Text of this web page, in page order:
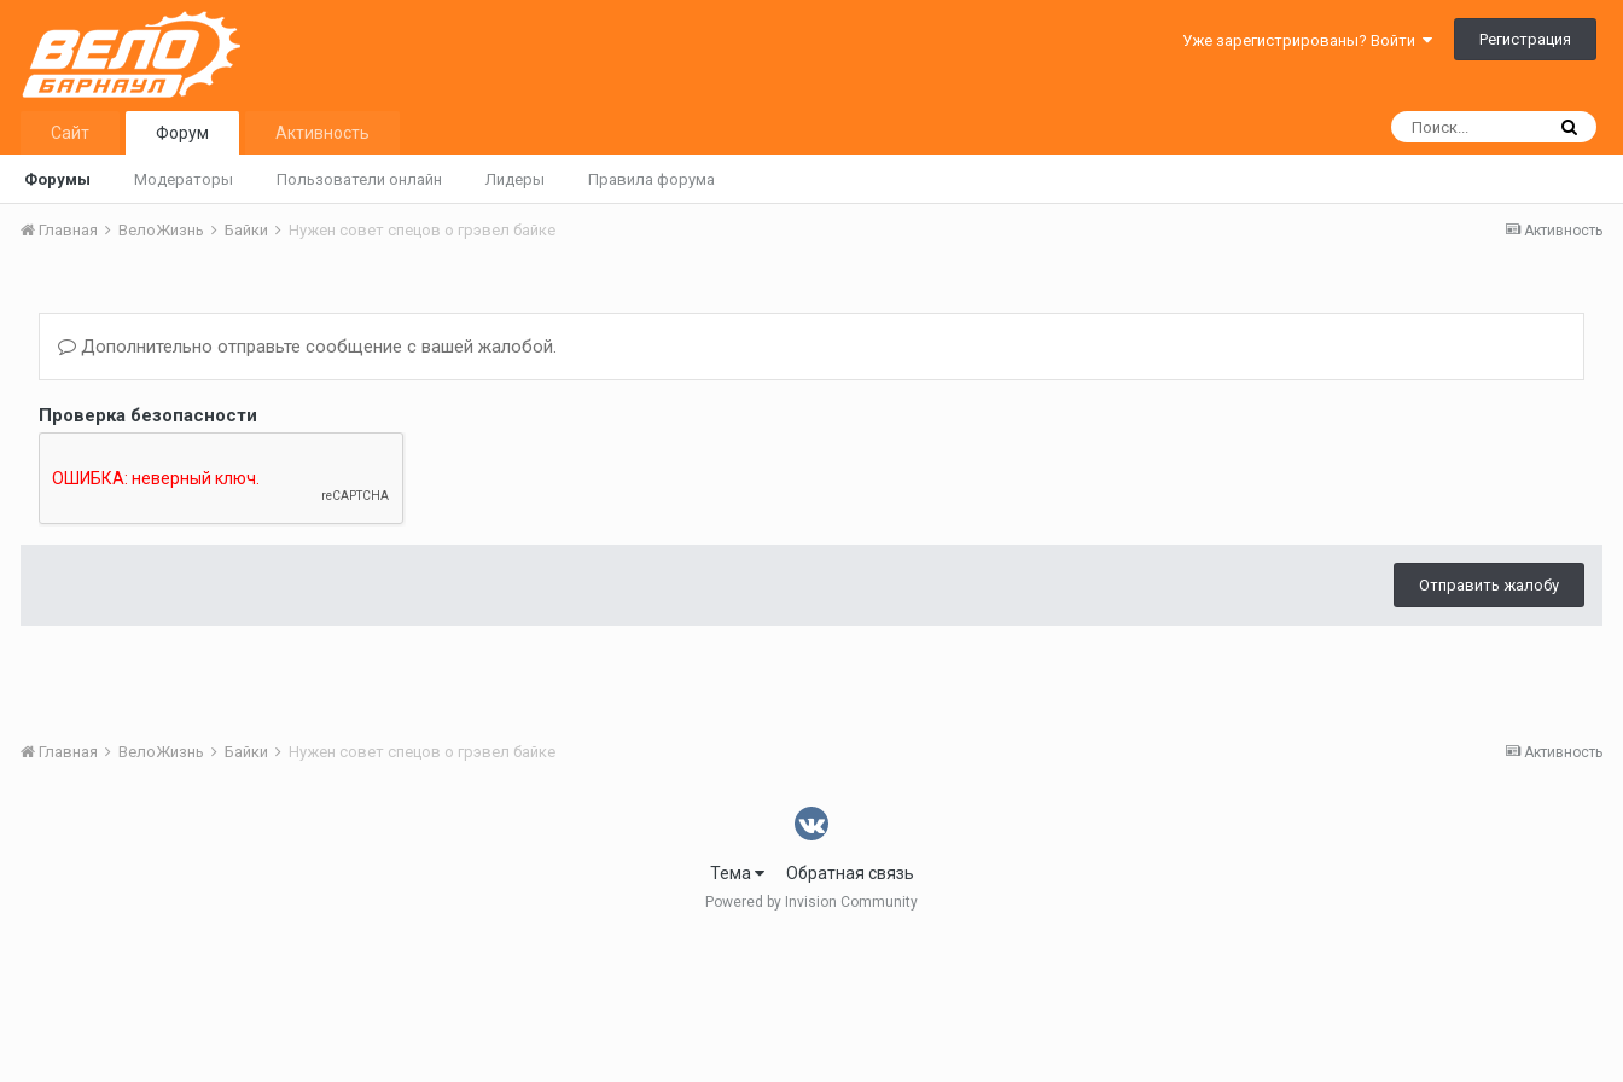
Уже зарегистрированы? Войти Регистрация
Сайт Форум
Форумы Модераторы Пользователи онлайн Лидеры Правила форума
Активность
Активность
Главная ВелоЖизнь Байки Нужен совет спецов о грэвел байке
Дополнительно отправьте сообщение с вашей жалобой.
Проверка безопасности
Отправить жалобу
Активность
Главная ВелоЖизнь Байки Нужен совет спецов о грэвел байке
Тема Обратная связь
Powered by Invision Community